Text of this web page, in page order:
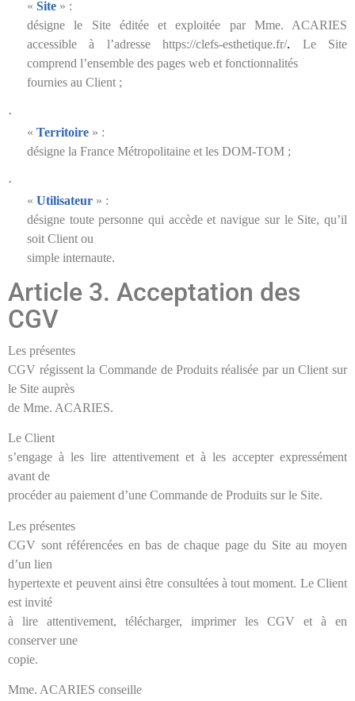
« Site » :
désigne le Site éditée et exploitée par Mme. ACARIES
accessible à l’adresse https://clefs-esthetique.fr/. Le Site
comprend l’ensemble des pages web et fonctionnalités
fournies au Client ;
·
« Territoire » :
désigne la France Métropolitaine et les DOM-TOM ;
·
« Utilisateur » :
désigne toute personne qui accède et navigue sur le Site, qu’il
soit Client ou
simple internaute.
Article 3. Acceptation des
CGV
Les présentes
CGV régissent la Commande de Produits réalisée par un Client sur
le Site auprès
de Mme. ACARIES.
Le Client
s’engage à les lire attentivement et à les accepter expressément
avant de
procéder au paiement d’une Commande de Produits sur le Site.
Les présentes
CGV sont référencées en bas de chaque page du Site au moyen
d’un lien
hypertexte et peuvent ainsi être consultées à tout moment. Le Client
est invité
à lire attentivement, télécharger, imprimer les CGV et à en
conserver une
copie.
Mme. ACARIES conseille